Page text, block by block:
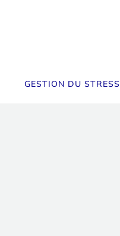
GESTION DU STRESS